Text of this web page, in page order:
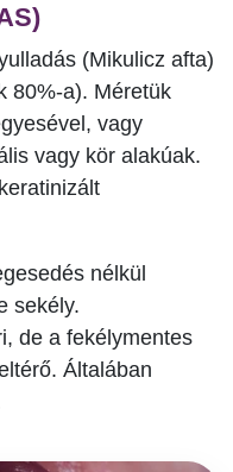
(Mikulicz afta)
80%-a). Méretük
vagy
vagy kör alakúak.
nélkül
sekély.
de a fekélymentes
Általában